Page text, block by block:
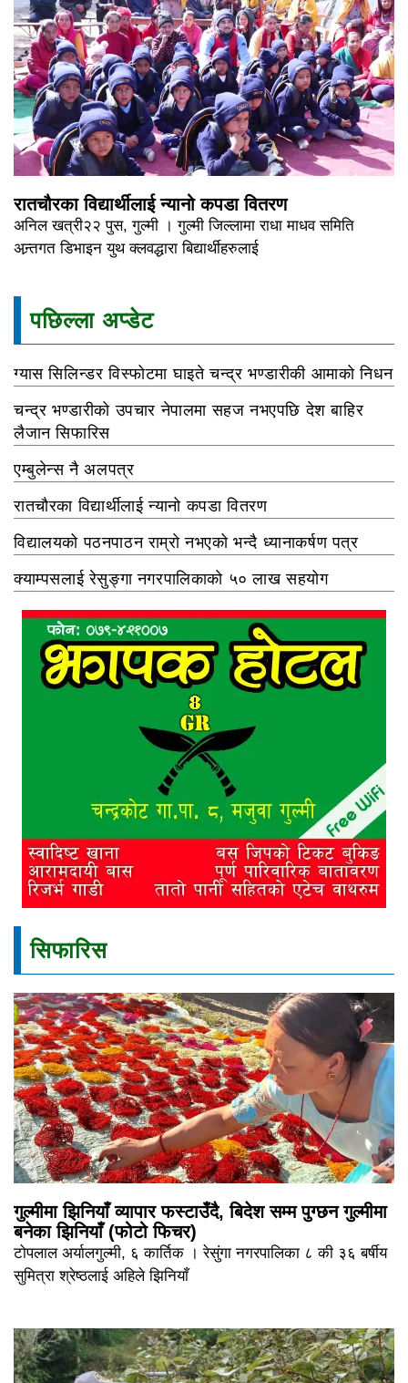
रातचौरका विद्यार्थीलाई न्यानो कपडा वितरण
अनिल खत्री२२ पुस, गुल्मी । गुल्मी जिल्लामा राधा माधव समिति
अन्र्तगत डिभाइन युथ क्लवद्धारा बिद्यार्थीहरुलाई
पछिल्ला अप्डेट
ग्यास सिलिन्डर विस्फोटमा घाइते चन्द्र भण्डारीकी आमाको निधन
चन्द्र भण्डारीको उपचार नेपालमा सहज नभएपछि देश बाहिर
लैजान सिफारिस
एम्बुलेन्स नै अलपत्र
रातचौरका विद्यार्थीलाई न्यानो कपडा वितरण
विद्यालयको पठनपाठन राम्रो नभएको भन्दै ध्यानाकर्षण पत्र
क्याम्पसलाई रेसुङ्गा नगरपालिकाको ५० लाख सहयोग
सिफारिस
गुल्मीमा झिनियाँ व्यापार फस्टाउँदै, बिदेश सम्म पुग्छन गुल्मीमा
बनेका झिनियाँ (फोटो फिचर)
टोपलाल अर्यालगुल्मी, ६ कार्तिक । रेसुंगा नगरपालिका ८ की ३६ बर्षीय
सुमित्रा श्रेष्ठलाई अहिले झिनियाँ